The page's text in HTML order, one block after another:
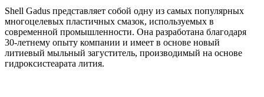
Shell Gadus представляет собой одну из самых популярных
многоцелевых пластичных смазок, используемых в
современной промышленности. Она разработана благодаря
30-летнему опыту компании и имеет в основе новый
литиевый мыльный загуститель, производимый на основе
гидроксистеарата лития.